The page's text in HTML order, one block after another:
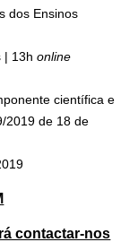
dos Ensinos
| 13honline
científica e
2019 de 18 de
contactar-nos